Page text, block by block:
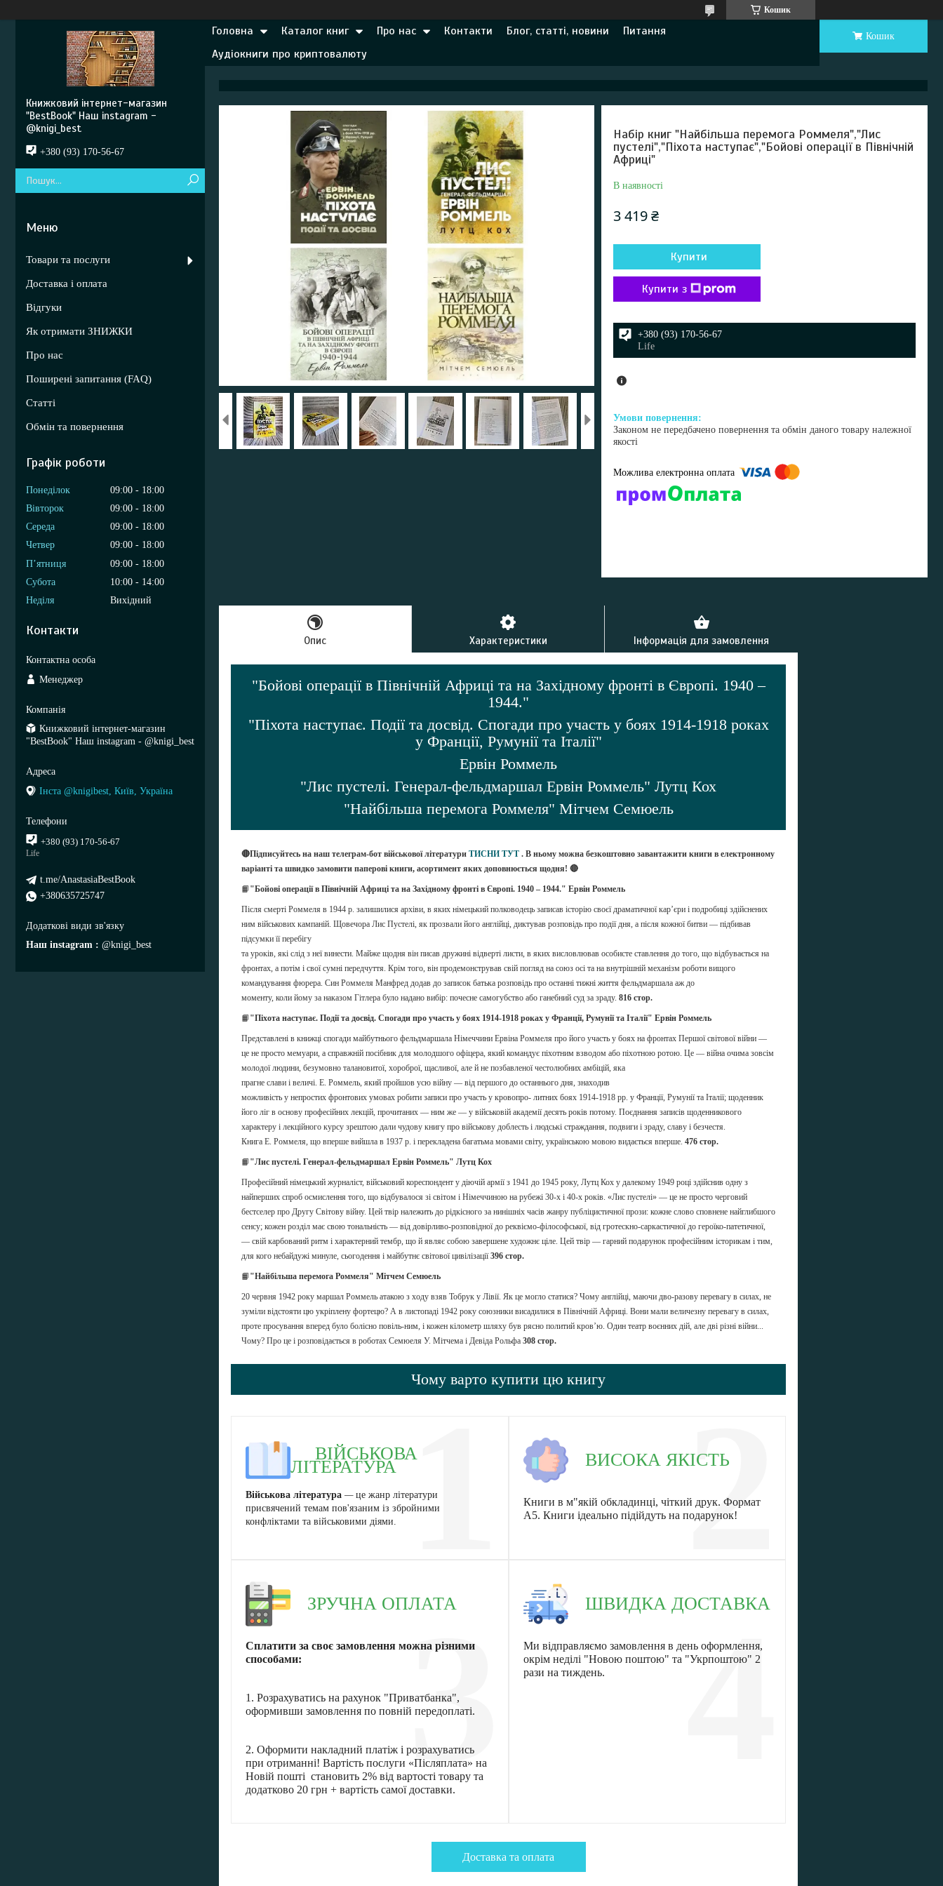
Кошик
Головна Каталог книг Про нас Контакти Блог, статті, новини
Питання
Аудіокниги про криптовалюту
Кошик
Набір книг "Найбільша перемога Роммеля","Лис
пустелі","Піхота наступає","Бойові операції в Північній
Африці"
В наявності
3 419 ₴
Купити
Купити з
+380 (93) 170-56-67
Life
Законом не передбачено повернення та обмін даного товару належної
якості
Опис Характеристики Інформація для замовлення
"Бойові операції в Північній Африці та на Західному фронті в Європі. 1940 –
1944."
"Піхота наступає. Події та досвід. Спогади про участь у боях 1914-1918 роках
у Франції, Румунії та Італії"
Ервін Роммель
"Лис пустелі. Генерал-фельдмаршал Ервін Роммель" Лутц Кох
"Найбільша перемога Роммеля" Мітчем Семюель
🔴Підписуйтесь на наш телеграм-бот військової літератури ТИСНИ ТУТ . В ньому можна безкоштовно завантажити книги в електронному
варіанті та швидко замовити паперові книги, асортимент яких доповнюється щодня! 🔴
📙 "Бойові операції в Північній Африці та на Західному фронті в Європі. 1940 – 1944." Ервін Роммель
Після смерті Роммеля в 1944 р. залишилися архіви, в яких німецький полководець записав історію своєї драматичної кар’єри і подробиці здійснених
ним військових кампаній. Щовечора Лис Пустелі, як прозвали його англійці, диктував розповідь про події дня, а після кожної битви — підбивав
підсумки її перебігу
та уроків, які слід з неї винести. Майже щодня він писав дружині відверті листи, в яких висловлював особисте ставлення до того, що відбувається на
фронтах, а потім і свої сумні передчуття. Крім того, він продемонстрував свій погляд на союз осі та на внутрішній механізм роботи вищого
командування фюрера. Син Роммеля Манфред додав до записок батька розповідь про останні тижні життя фельдмаршала аж до
моменту, коли йому за наказом Гітлера було надано вибір: почесне самогубство або ганебний суд за зраду. 816 стор.
📙 "Піхота наступає. Події та досвід. Спогади про участь у боях 1914-1918 роках у Франції, Румунії та Італії" Ервін Роммель
Представлені в книжці спогади майбутнього фельдмаршала Німеччини Ервіна Роммеля про його участь у боях на фронтах Першої світової війни —
це не просто мемуари, а справжній посібник для молодшого офіцера, який командує піхотним взводом або піхотною ротою. Це — війна очима зовсім
молодої людини, безумовно талановитої, хороброї, щасливої, але й не позбавленої честолюбних амбіцій, яка
прагне слави і величі. Е. Роммель, який пройшов усю війну — від першого до останнього дня, знаходив
можливість у непростих фронтових умовах робити записи про участь у кровопро- литних боях 1914-1918 рр. у Франції, Румунії та Італії; щоденник
його ліг в основу професійних лекцій, прочитаних — ним же — у військовій академії десять років потому. Поєднання записів щоденникового
характеру і лекційного курсу зрештою дали чудову книгу про військову доблесть і людські страждання, подвиги і зраду, славу і безчестя.
Книга Е. Роммеля, що вперше вийшла в 1937 р. і перекладена багатьма мовами світу, українською мовою видається вперше. 476 стор.
📙 "Лис пустелі. Генерал-фельдмаршал Ервін Роммель" Лутц Кох
Професійний німецький журналіст, військовий кореспондент у діючій армії з 1941 до 1945 року, Лутц Кох у далекому 1949 році здійснив одну з
найперших спроб осмислення того, що відбувалося зі світом і Німеччиною на рубежі 30-х і 40-х років. «Лис пустелі» — це не просто черговий
бестселер про Другу Світову війну. Цей твір належить до рідкісного за нинішніх часів жанру публіцистичної прози: кожне слово сповнене найглибшого
сенсу; кожен розділ має свою тональність — від довірливо-розповідної до реквіємо-філософської, від гротескно-саркастичної до героїко-патетичної,
— свій карбований ритм і характерний тембр, що й являє собою завершене художнє ціле. Цей твір — гарний подарунок професійним історикам і тим,
для кого небайдужі минуле, сьогодення і майбутнє світової цивілізації396 стор.
📙 "Найбільша перемога Роммеля" Мітчем Семюель
20 червня 1942 року маршал Роммель атакою з ходу взяв Тобрук у Лівії. Як це могло статися? Чому англійці, маючи дво-разову перевагу в силах, не
зуміли відстояти цю укріплену фортецю? А в листопаді 1942 року союзники висадилися в Північній Африці. Вони мали величезну перевагу в силах,
проте просування вперед було болісно повіль-ним, і кожен кілометр шляху був рясно политий кров’ю. Один театр воєнних дій, але дві різні війни...
Чому? Про це і розповідається в роботах Семюеля У. Мітчема і Девіда Рольфа 308 стор.
Чому варто купити цю книгу
1
ВІЙСЬКОВА
ЛІТЕРАТУРА
Військова література — це жанр літератури
присвячений темам пов'язаним із збройними
конфліктами та військовими діями.
2
ВИСОКА ЯКІСТЬ
Книги в м"якій обкладинці, чіткий друк. Формат
А5. Книги ідеально підійдуть на подарунок!
3
ЗРУЧНА ОПЛАТА
Сплатити за своє замовлення можна різними
способами:
1. Розрахуватись на рахунок "Приватбанка",
оформивши замовлення по повній передоплаті.
2. Оформити накладний платіж і розрахуватись
при отриманні! Вартість послуги «Післяплата» на
Новій пошті становить 2% від вартості товару та
додатково 20 грн + вартість самої доставки.
4
ШВИДКА ДОСТАВКА
Ми відправляємо замовлення в день оформлення,
окрім неділі "Новою поштою" та "Укрпоштою" 2
рази на тиждень.
Доставка та оплата
Книжковий інтернет-магазин
"BestBook" Наш instagram -
@knigi_best
+380 (93) 170-56-67
Товари та послуги
Доставка і оплата
Відгуки
Як отримати ЗНИЖКИ
Про нас
Поширені запитання (FAQ)
Статті
Обмін та повернення
Графік роботи
Понеділок 09:00
18:00
Вівторок
09:00
18:00
Середа
09:00
18:00
Четвер
09:00
18:00
Пʼятниця
09:00
18:00
Субота
10:00
14:00
Неділя
Вихідний
Контакти
Менеджер
Книжковий інтернет-магазин
"BestBook" Наш instagram - @knigi_best
Інста @knigibest, Київ, Україна
+380 (93) 170-56-67
Life
t.me/AnastasiaBestBook
+380635725747
Наш instagram @knigi_best